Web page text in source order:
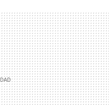
MAIL